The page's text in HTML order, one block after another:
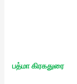
பத்மா கிரகதுரை